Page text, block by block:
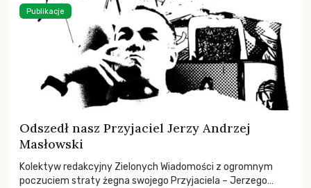
Odszedł nasz Przyjaciel Jerzy Andrzej
Masłowski
Kolektyw redakcyjny Zielonych Wiadomości z ogromnym
poczuciem straty żegna swojego Przyjaciela – Jerzego
Publikacje